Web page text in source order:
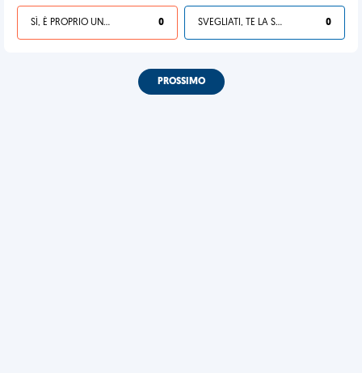
SÌ, È PROPRIO UNA VDM! 0 SVEGLIATI, TE LA SEI CERCATA! 0
PROSSIMO